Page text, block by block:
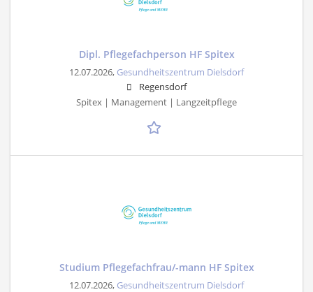
Dipl. Pflegefachperson HF Spitex
12.07.2026, Gesundheitszentrum Dielsdorf
Regensdorf
Spitex | Management | Langzeitpflege
Studium Pflegefachfrau/-mann HF Spitex
12.07.2026, Gesundheitszentrum Dielsdorf